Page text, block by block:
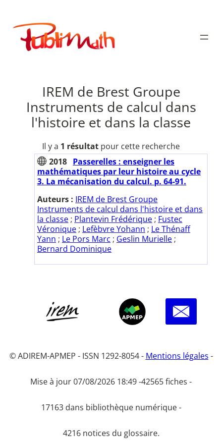
contenu
Publimath
IREM de Brest Groupe
Instruments de calcul dans
l'histoire et dans la classe
Il y a 1 résultat pour cette recherche
2018 Passerelles : enseigner les
mathématiques par leur histoire au cycle
3. La mécanisation du calcul. p. 64-91.
Auteurs : IREM de Brest Groupe
Instruments de calcul dans l'histoire et dans
la classe ; Plantevin Frédérique ; Fustec
Véronique ; Lefèbvre Yohann ; Le Thénaff
Yann ; Le Pors Marc ; Geslin Murielle ;
Bernard Dominique
© ADIREM-APMEP - ISSN 1292-8054 - Mentions légales -
Mise à jour 07/08/2026 18:49 -42565 fiches -
17163 dans bibliothèque numérique -
4216 notices du glossaire.